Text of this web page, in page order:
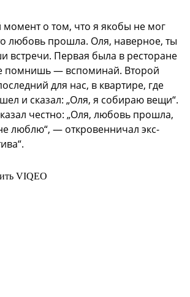
о том, что я якобы не мог
любовь прошла. Оля, наверное, ты
встречи. Первая была в ресторане
помнишь — вспоминай. Второй
для нас, в квартире, где
и сказал: „Оля, я собираю вещи“.
честно: „Оля, любовь прошла,
люблю“, — откровенничал экс-
VIQEO